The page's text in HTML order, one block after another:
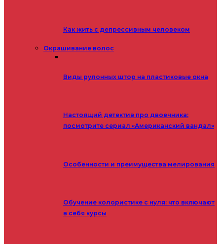
Как жить с депрессивным человеком
Окрашивание волос
Виды рулонных штор на пластиковые окна
Настоящий детектив про двоечника:
посмотрите сериал «Американский вандал»
Особенности и преимущества мелирования
Обучение колористике с нуля: что включают
в себя курсы